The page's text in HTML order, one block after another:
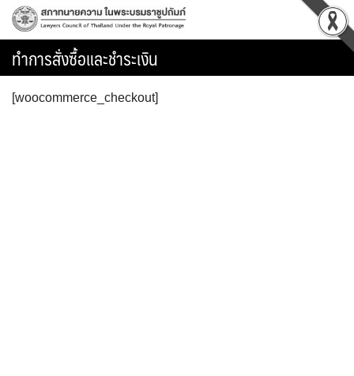
Skip
content
ทำการสั่งซื้อและชำระเงิน
[woocommerce_checkout]